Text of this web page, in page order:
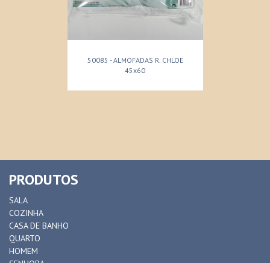
50085 - ALMOFADAS R. CHLOE
45x60
PRODUTOS
SALA
COZINHA
CASA DE BANHO
QUARTO
HOMEM